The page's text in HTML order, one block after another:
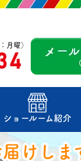
月曜）
ショールーム紹介
けしま